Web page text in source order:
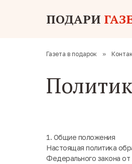
ПОДАРИ
Газета в подарок »
1. Общие положения
Настоящая политика
Федерального закона